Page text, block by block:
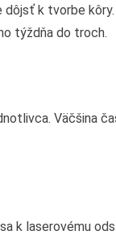
k tvorbe
týždňa do troch.
Väčšina
k laserovému